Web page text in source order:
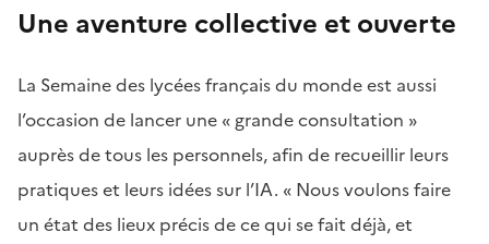
Une aventure collective et ouverte
La Semaine des lycées français du monde est aussi
l’occasion de lancer une « grande consultation »
auprès de tous les personnels, afin de recueillir leurs
pratiques et leurs idées sur l’IA. « Nous voulons faire
un état des lieux précis de ce qui se fait déjà, et